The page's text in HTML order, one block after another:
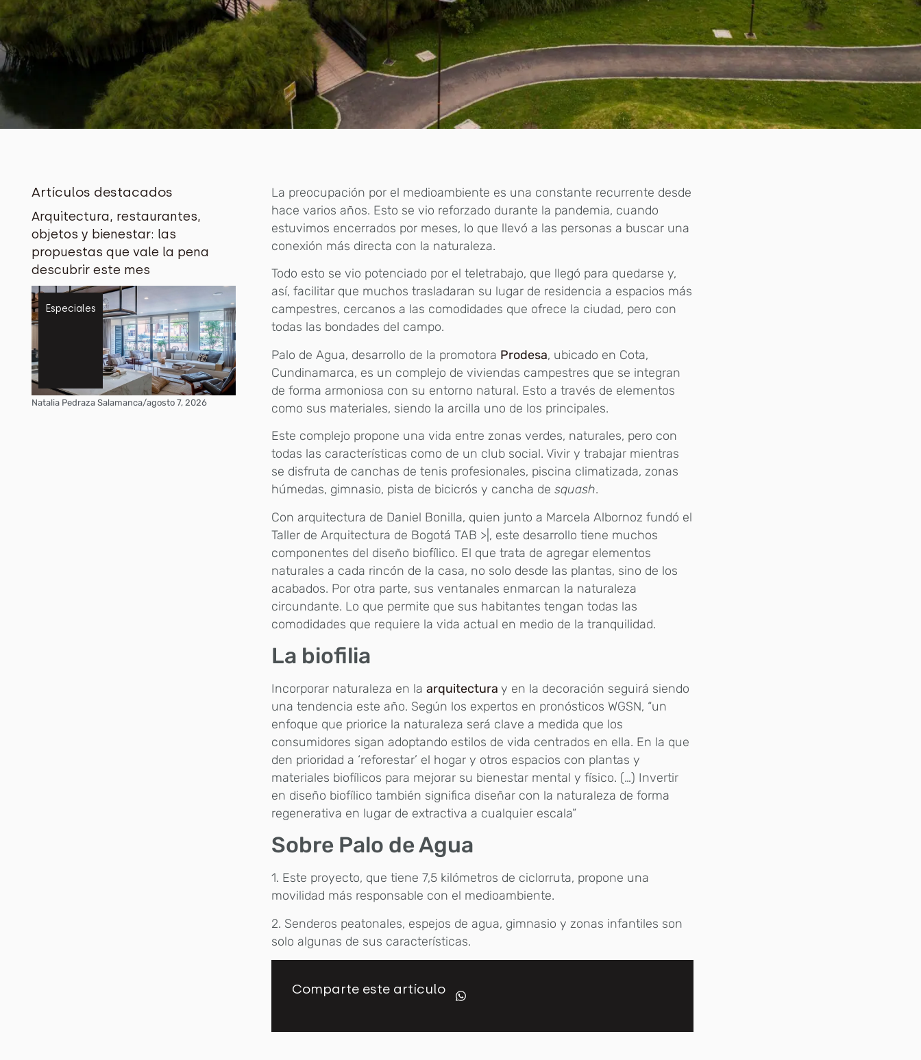
Artículos destacados
Arquitectura, restaurantes,
objetos y bienestar: las
propuestas que vale la pena
descubrir este mes
Especiales
Natalia Pedraza Salamanca/agosto 7, 2026
La preocupación por el medioambiente es una constante recurrente desde
hace varios años. Esto se vio reforzado durante la pandemia, cuando
estuvimos encerrados por meses, lo que llevó a las personas a buscar una
conexión más directa con la naturaleza.
Todo esto se vio potenciado por el teletrabajo, que llegó para quedarse y,
así, facilitar que muchos trasladaran su lugar de residencia a espacios más
campestres, cercanos a las comodidades que ofrece la ciudad, pero con
todas las bondades del campo.
Palo de Agua, desarrollo de la promotora Prodesa, ubicado en Cota,
Cundinamarca, es un complejo de viviendas campestres que se integran
de forma armoniosa con su entorno natural. Esto a través de elementos
como sus materiales, siendo la arcilla uno de los principales.
Este complejo propone una vida entre zonas verdes, naturales, pero con
todas las características como de un club social. Vivir y trabajar mientras
se disfruta de canchas de tenis profesionales, piscina climatizada, zonas
húmedas, gimnasio, pista de bicicrós y cancha desquash.
Con arquitectura de Daniel Bonilla, quien junto a Marcela Albornoz fundó el
Taller de Arquitectura de Bogotá TAB >|, este desarrollo tiene muchos
componentes del diseño biofílico. El que trata de agregar elementos
naturales a cada rincón de la casa, no solo desde las plantas, sino de los
acabados. Por otra parte, sus ventanales enmarcan la naturaleza
circundante. Lo que permite que sus habitantes tengan todas las
comodidades que requiere la vida actual en medio de la tranquilidad.
La biofilia
Incorporar naturaleza en laarquitecturay en la decoración seguirá siendo
una tendencia este año. Según los expertos en pronósticos WGSN, “un
enfoque que priorice la naturaleza será clave a medida que los
consumidores sigan adoptando estilos de vida centrados en ella. En la que
den prioridad a ‘reforestar’ el hogar y otros espacios con plantas y
materiales biofílicos para mejorar su bienestar mental y físico. (…) Invertir
en diseño biofílico también significa diseñar con la naturaleza de forma
regenerativa en lugar de extractiva a cualquier escala”
Sobre Palo de Agua
1. Este proyecto, que tiene 7,5 kilómetros de ciclorruta, propone una
movilidad más responsable con el medioambiente.
2. Senderos peatonales, espejos de agua, gimnasio y zonas infantiles son
solo algunas de sus características.
Comparte este artículo